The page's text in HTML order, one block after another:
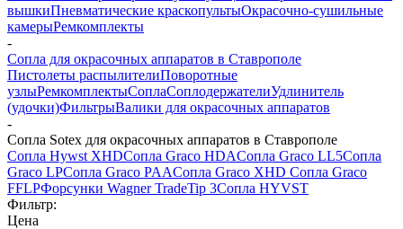
вышкиПневматические краскопультыОкрасочно-сушильные
камерыРемкомплекты
-
Сопла для окрасочных аппаратов в Ставрополе
Пистолеты распылителиПоворотные
узлыРемкомплектыСоплаСоплодержателиУдлинитель
(удочки)ФильтрыВалики для окрасочных аппаратов
-
Сопла Sotex для окрасочных аппаратов в Ставрополе
Сопла Hywst XHDСопла Graco HDAСопла Graco LL5Сопла
Graco LPСопла Graco PAAСопла Graco XHD Сопла Graco
FFLPФорсунки Wagner TradeTip 3Сопла HYVST
Фильтр:
Цена